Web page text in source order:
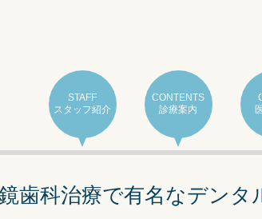
STAFF
スタッフ紹介
CONTENTS
診療案内
歯科治療で有名なデンタ